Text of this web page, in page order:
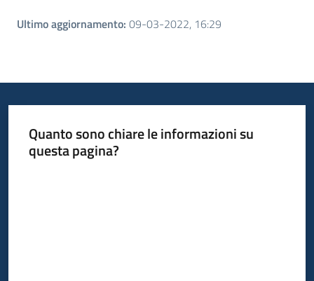
Ultimo aggiornamento: 09-03-2022, 16:29
Quanto sono chiare le informazioni su
questa pagina?